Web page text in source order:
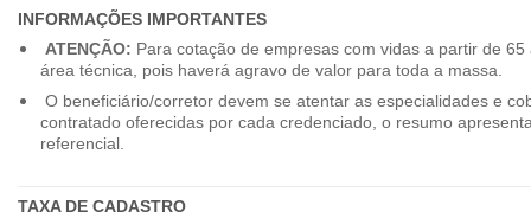
INFORMAÇÕES IMPORTANTES
ATENÇÃO: Para cotação de empresas com vidas a partir de
área técnica, pois haverá agravo de valor para toda a massa.
O beneficiário/corretor devem se atentar as especialidades e
contratado oferecidas por cada credenciado, o resumo
referencial.
TAXA DE CADASTRO